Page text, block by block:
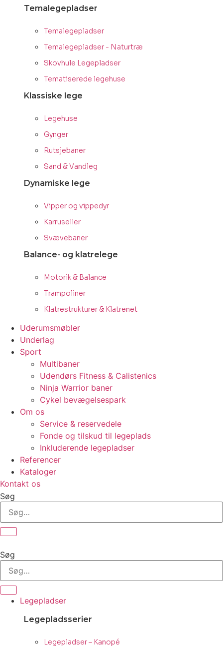
Temalegepladser
Temalegepladser
Temalegepladser - Naturtræ
Skovhule Legepladser
Tematiserede legehuse
Klassiske lege
Legehuse
Gynger
Rutsjebaner
Sand & Vandleg
Dynamiske lege
Vipper og vippedyr
Karruseller
Svævebaner
Balance- og klatrelege
Motorik & Balance
Trampoliner
Klatrestrukturer & Klatrenet
Uderumsmøbler
Underlag
Sport
Multibaner
Udendørs Fitness & Calistenics
Ninja Warrior baner
Cykel bevægelsespark
Om os
Service & reservedele
Fonde og tilskud til legeplads
Inkluderende legepladser
Referencer
Kataloger
Kontakt os
Søg
Søg
Legepladser
Legepladsserier
Legepladser – Kanopé